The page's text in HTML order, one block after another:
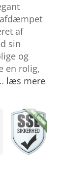
afdæmpet
af
sin
og
en rolig,
læs mere